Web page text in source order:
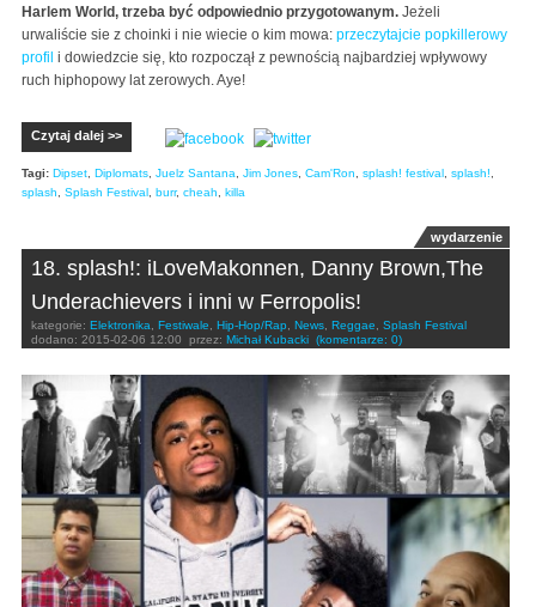
Harlem World, trzeba być odpowiednio przygotowanym. Jeżeli
urwaliście sie z choinki i nie wiecie o kim mowa: przeczytajcie popkillerowy
profil i dowiedzcie się, kto rozpoczął z pewnością najbardziej wpływowy
ruch hiphopowy lat zerowych. Aye!
Czytaj dalej >>
Tagi: Dipset Diplomats Juelz Santana Jim Jones Cam'Ron splash! festival splash!
splash
Splash Festival burr, cheah killa
wydarzenie
18. splash!: iLoveMakonnen, Danny Brown,The
Underachievers i inni w Ferropolis!
kategorie: Elektronika Festiwale Hip-Hop/Rap News Reggae
Splash Festival
dodano: 2015-02-06 12:00 przez: Michał Kubacki (komentarze: 0)